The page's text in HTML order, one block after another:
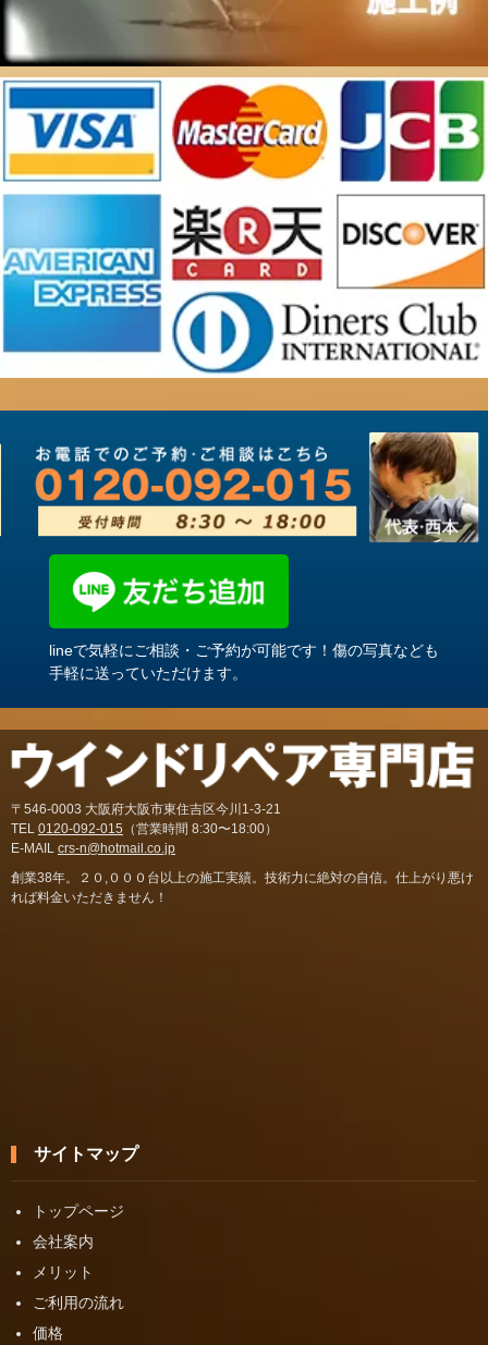
lineで気軽にご相談・ご予約が可能です！傷の写真なども
手軽に送っていただけます。
〒546-0003 大阪府大阪市東住吉区今川1-3-21
TEL 0120-092-015 （営業時間 8:30〜18:00）
E-MAIL crs-n@hotmail.co.jp
創業38年。２０,０００台以上の施工実績。技術力に絶対の自信。仕上がり悪け
れば料金いただきません！
サイトマップ
トップページ
会社案内
メリット
ご利用の流れ
価格